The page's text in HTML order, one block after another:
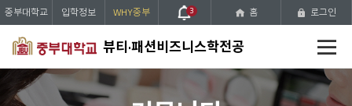
뷰티·패션비즈니스학전공
메
중부대학교 입학정보 WHY중부 3 홈 로그인